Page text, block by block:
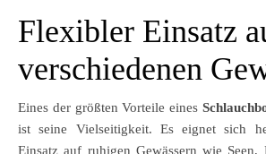
Flexibler Einsatz
verschiedenen
Eines der größten Vorteile eines
ist seine Vielseitigkeit. Es eignet sich
Einsatz auf ruhigen Gewässern wie Seen,